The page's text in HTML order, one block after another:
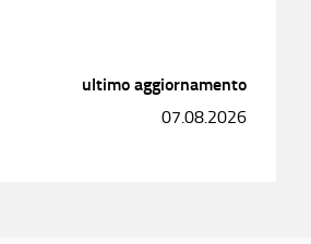
ultimo aggiornamento
07.08.2026